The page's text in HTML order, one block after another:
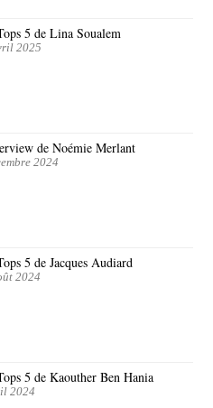
5 de Lina Soualem
2025
de Noémie Merlant
2024
5 de Jacques Audiard
2024
5 de Kaouther Ben Hania
2024